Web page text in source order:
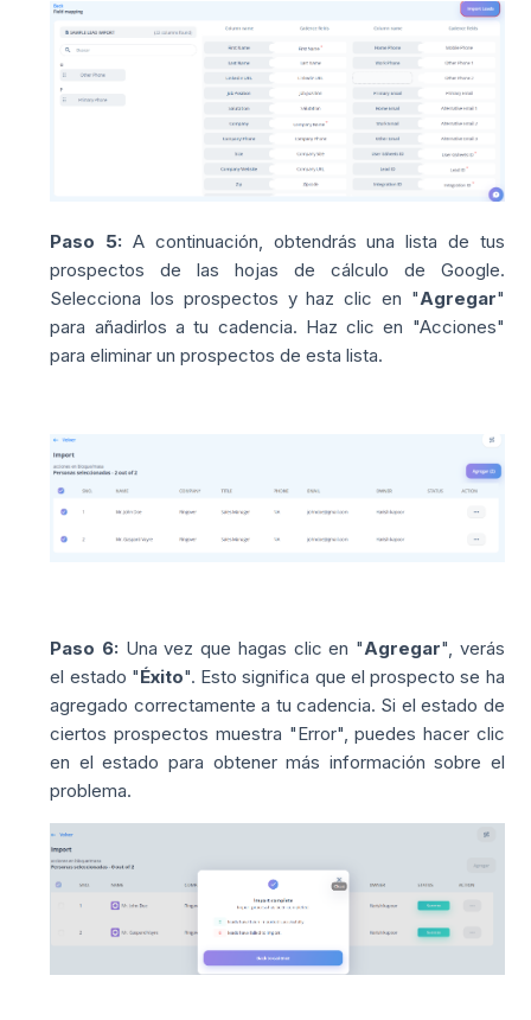
Paso 5: A continuación, obtendrás una lista de tus
prospectos de las hojas de cálculo de Google.
Selecciona los prospectos y haz clic en "Agregar"
para añadirlos a tu cadencia. Haz clic en "Acciones"
para eliminar un prospectos de esta lista.
Paso 6: Una vez que hagas clic en "Agregar", verás
el estado "Éxito". Esto significa que el prospecto se ha
agregado correctamente a tu cadencia. Si el estado de
ciertos prospectos muestra "Error", puedes hacer clic
en el estado para obtener más información sobre el
problema.